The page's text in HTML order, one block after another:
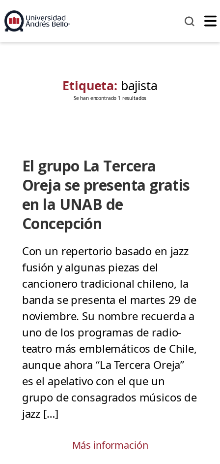
Etiqueta: bajista
Se han encontrado 1 resultados
El grupo La Tercera
Oreja se presenta gratis
en la UNAB de
Concepción
Con un repertorio basado en jazz
fusión y algunas piezas del
cancionero tradicional chileno, la
banda se presenta el martes 29 de
noviembre. Su nombre recuerda a
uno de los programas de radio-
teatro más emblemáticos de Chile,
aunque ahora “La Tercera Oreja”
es el apelativo con el que un
grupo de consagrados músicos de
jazz […]
Más información